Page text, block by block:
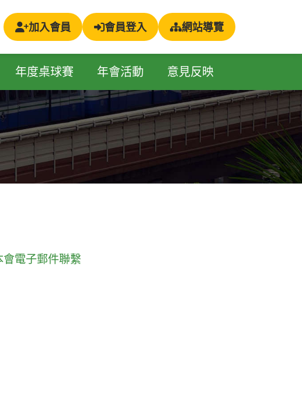
加入會員 會員登入 網站導覽
年度桌球賽 年會活動 意見反映
電子郵件聯繫